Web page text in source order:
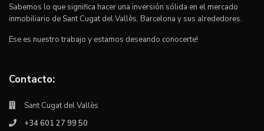
Sabemos lo que significa hacer una inversión sólida en el mercado
inmobiliario de Sant Cugat del Vallès, Barcelona y sus alrededores.
Ese es nuestro trabajo y estamos deseando conocerte!
Contacto:
Sant Cugat del Vallès
+34 601 27 99 50